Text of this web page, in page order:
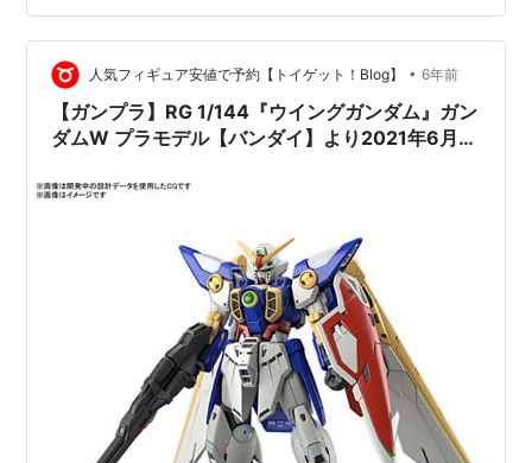
意しなければならない点がありますが、それを含めてレ
ビューしていこうと思います。 私事ですが、今回から一
眼レフカメラを使用しています。 意外と難し…
人気フィギュア安値で予約【トイゲット！Blog】 • 6年前
【ガンプラ】RG 1/144『ウイングガンダム』ガン
ダムW プラモデル【バンダイ】より2021年6月発